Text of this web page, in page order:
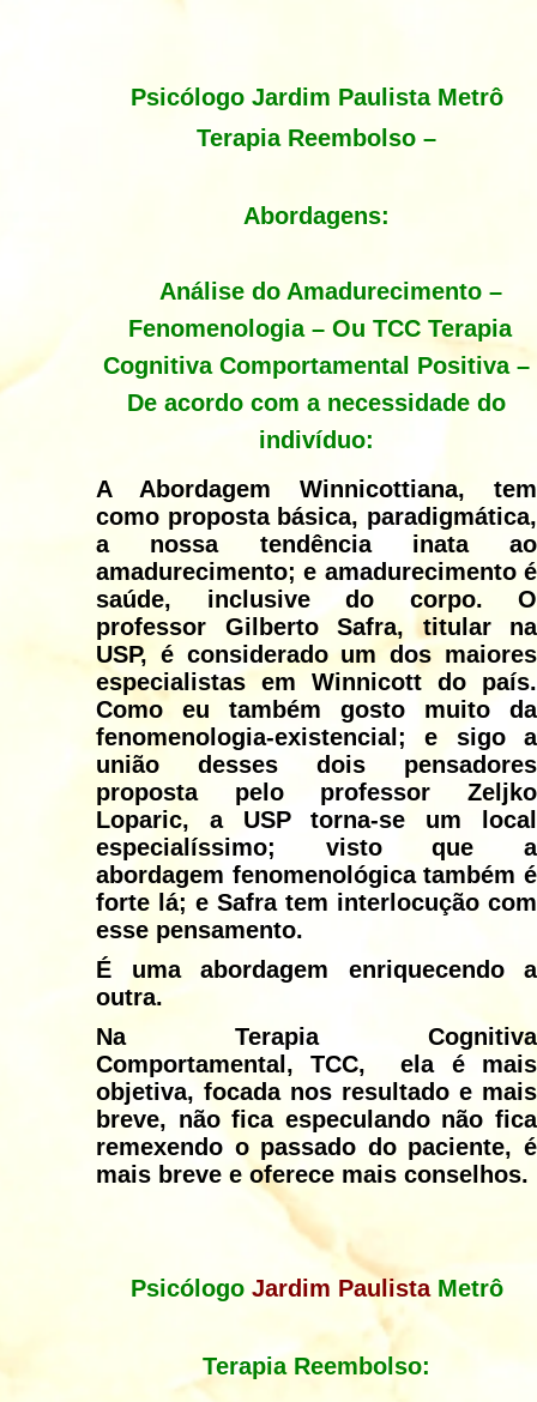
Psicólogo Jardim Paulista Metrô
Terapia Reembolso –
Abordagens:
Análise do Amadurecimento –
Fenomenologia – Ou TCC Terapia
Cognitiva Comportamental Positiva –
De acordo com a necessidade do
indivíduo:
A Abordagem Winnicottiana, tem
como proposta básica, paradigmática,
a nossa tendência inata ao
amadurecimento; e amadurecimento é
saúde, inclusive do corpo. O
professor Gilberto Safra, titular na
USP, é considerado um dos maiores
especialistas em Winnicott do país.
Como eu também gosto muito da
fenomenologia-existencial; e sigo a
união desses dois pensadores
proposta pelo professor Zeljko
Loparic, a USP torna-se um local
especialíssimo; visto que a
abordagem fenomenológica também é
forte lá; e Safra tem interlocução com
esse pensamento.
É uma abordagem enriquecendo a
outra.
Na Terapia Cognitiva
Comportamental, TCC, ela é mais
objetiva, focada nos resultado e mais
breve, não fica especulando não fica
remexendo o passado do paciente, é
mais breve e oferece mais conselhos.
Psicólogo Jardim PaulistaMetrô
Terapia Reembolso: